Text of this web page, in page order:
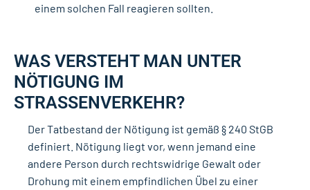
einem solchen Fall reagieren sollten.
WAS VERSTEHT MAN UNTER
NÖTIGUNG IM
STRASSENVERKEHR?
Der Tatbestand der Nötigung ist gemäß § 240 StGB
definiert. Nötigung liegt vor, wenn jemand eine
andere Person durch rechtswidrige Gewalt oder
Drohung mit einem empfindlichen Übel zu einer